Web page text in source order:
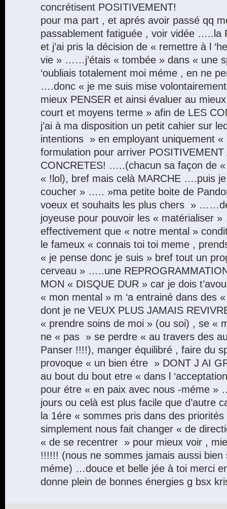
concrétisent POSITIVEMENT!
pour ma part , et aprés avoir passé qq
passablement fatiguée , voir vidée …..la
et j’ai pris la décision de « remettre à l
vie » ……j’étais « tombée » dans « une
‘oubliais totalement moi méme , en ne
….donc « je me suis mise
mieux PENSER et ainsi évaluer au
court et moyens terme » afin de LES
j’ai à ma disposition un petit cahier sur
intentions » en employant uniquement «
formulation pour arriver POSITIVEMENT
CONCRETES! …..(chacun sa façon de
« !lol), bref mais celà MARCHE ….puis
coucher » ….. »ma petite boite de
voeux et souhaits les plus chers »
joyeuse pour pouvoir les « matérialiser
effectivement que « notre mental »
le fameux « connais toi toi meme ,
« je pense donc je suis » bref tout un
cerveau » …..une
MON « DISQUE DUR » car je dois
« mon mental » m ‘a entrainé dans des
dont je ne VEUX PLUS JAMAIS
« prendre soins de moi » (ou soi) , se «
ne « pas » se perdre « au travers des
Panser !!!!), manger équilibré , faire du
provoque « un bien étre » DONT J AI
au bout du bout etre « dans l
pour étre « en paix avec nous -méme »
jours ou celà est plus facile que d’autre
la 1ére « sommes pris dans des
simplement nous fait changer « de
« de se recentrer » pour mieux voir ,
!!!!!! (nous ne sommes jamais aussi bien
méme) …douce et belle jée à toi merci
donne plein de bonnes énergies g bsx